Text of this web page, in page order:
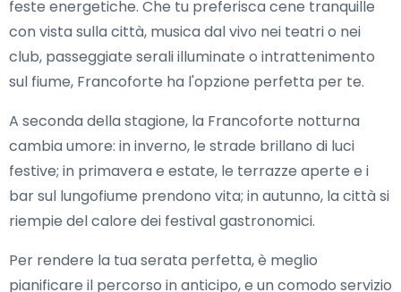
feste energetiche. Che tu preferisca cene tranquille
con vista sulla città, musica dal vivo nei teatri o nei
club, passeggiate serali illuminate o intrattenimento
sul fiume, Francoforte ha l'opzione perfetta per te.
A seconda della stagione, la Francoforte notturna
cambia umore: in inverno, le strade brillano di luci
festive; in primavera e estate, le terrazze aperte e i
bar sul lungofiume prendono vita; in autunno, la città si
riempie del calore dei festival gastronomici.
Per rendere la tua serata perfetta, è meglio
pianificare il percorso in anticipo, e un comodo servizio